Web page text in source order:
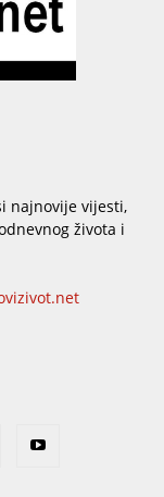
najnovije vijesti,
života i